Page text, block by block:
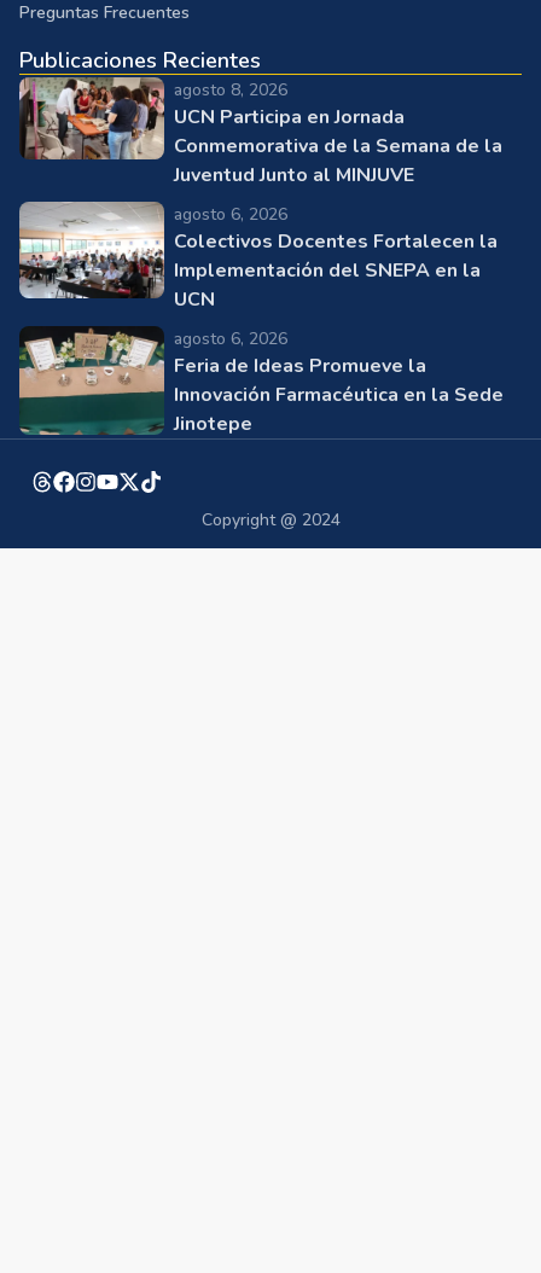
Preguntas Frecuentes
Publicaciones Recientes
agosto 8, 2026
UCN Participa en Jornada
Conmemorativa de la Semana de la
Juventud Junto al MINJUVE
agosto 6, 2026
Colectivos Docentes Fortalecen la
Implementación del SNEPA en la
UCN
agosto 6, 2026
Feria de Ideas Promueve la
Innovación Farmacéutica en la Sede
Jinotepe
Copyright @ 2024